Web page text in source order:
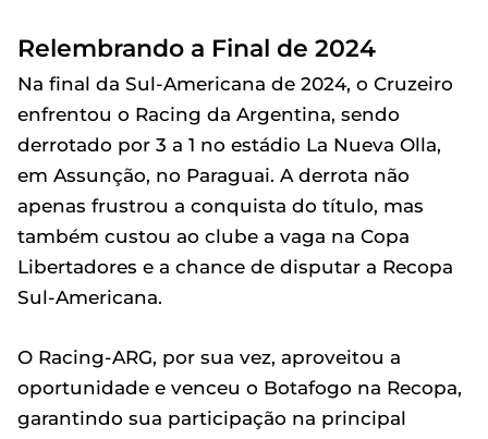
Relembrando a Final de 2024
Na final da Sul-Americana de 2024, o Cruzeiro
enfrentou o Racing da Argentina, sendo
derrotado por 3 a 1 no estádio La Nueva Olla,
em Assunção, no Paraguai. A derrota não
apenas frustrou a conquista do título, mas
também custou ao clube a vaga na Copa
Libertadores e a chance de disputar a Recopa
Sul-Americana.
O Racing-ARG, por sua vez, aproveitou a
oportunidade e venceu o Botafogo na Recopa,
garantindo sua participação na principal